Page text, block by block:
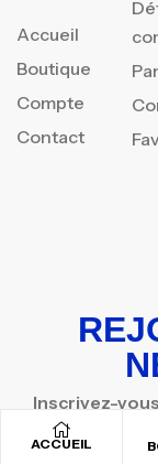
ACCUEIL
Accueil
Boutique
Compte
Contact
Inscrivez-